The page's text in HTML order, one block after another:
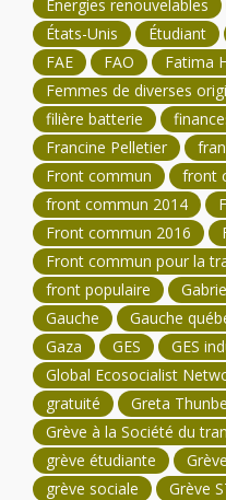
Énergies renouvelables
États-Unis
Étudiant
FAE
FAO Fatima
Femmes de diverses
filière batterie
Francine Pelletier
Front commun
front
front commun 2014
Front commun 2016
Front commun pour la
front populaire
Gauche
Gauche
Gaza
GES GES
Global Ecosocialist
gratuité
Greta
Grève à la Société du
grève étudiante
grève sociale
Grève